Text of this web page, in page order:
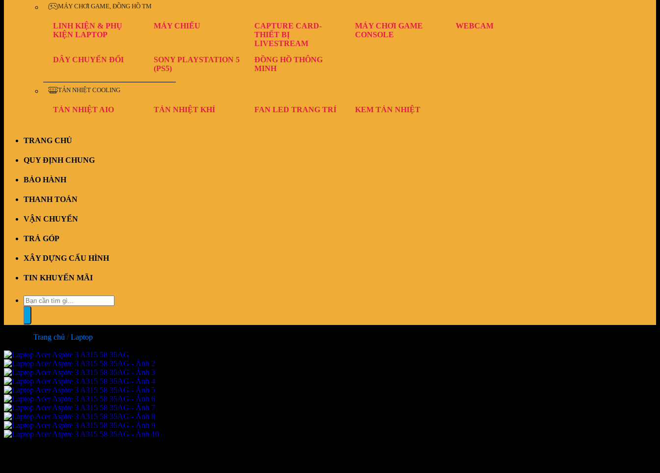
MÁY CHƠI GAME, ĐỒNG HỒ TM
LINH KIỆN & PHỤ
KIỆN LAPTOP
MÁY CHIẾU
CAPTURE CARD-
THIẾT BỊ
LIVESTREAM
MÁY CHƠI GAME
CONSOLE
WEBCAM
DÂY CHUYỂN ĐỔI
SONY PLAYSTATION 5
(PS5)
ĐỒNG HỒ THÔNG
MINH
TẢN NHIỆT COOLING
TẢN NHIỆT AIO TẢN NHIỆT KHÍ FAN LED TRANG TRÍ KEM TẢN NHIỆT
TRANG CHỦ
QUY ĐỊNH CHUNG
BẢO HÀNH
THANH TOÁN
VẬN CHUYỂN
TRẢ GÓP
XÂY DỰNG CẤU HÌNH
TIN KHUYẾN MÃI
Tìm
kiếm:
Trang chủ / Laptop